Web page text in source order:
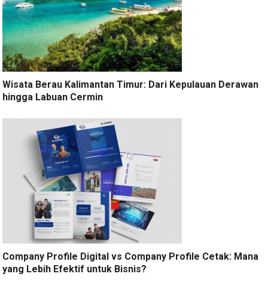
Wisata Berau Kalimantan Timur: Dari Kepulauan Derawan
hingga Labuan Cermin
Company Profile Digital vs Company Profile Cetak: Mana
yang Lebih Efektif untuk Bisnis?